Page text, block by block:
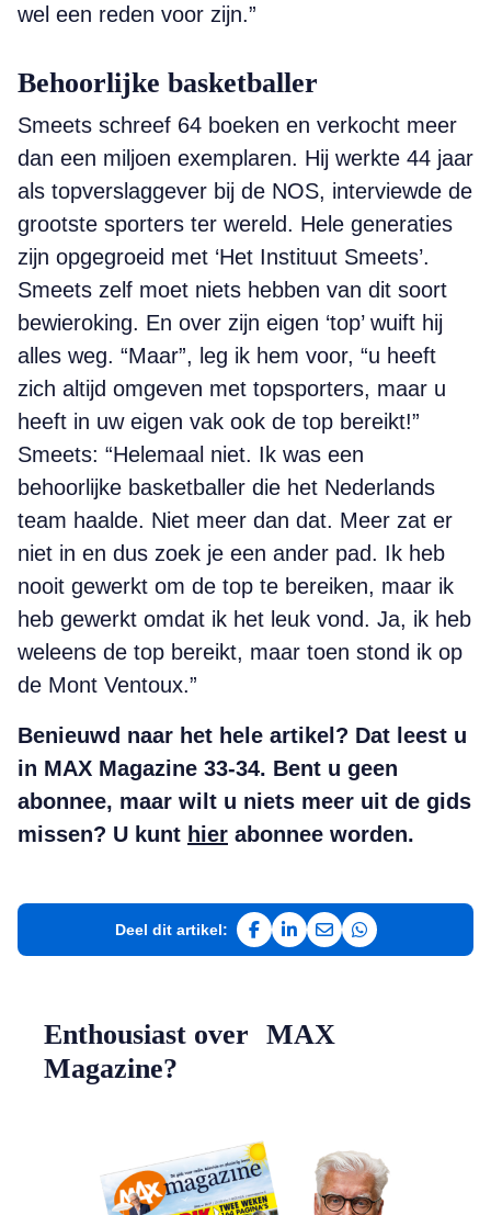
wel een reden voor zijn.”
Behoorlijke basketballer
Smeets schreef 64 boeken en verkocht meer
dan een miljoen exemplaren. Hij werkte 44 jaar
als topverslaggever bij de NOS, interviewde de
grootste sporters ter wereld. Hele generaties
zijn opgegroeid met ‘Het Instituut Smeets’.
Smeets zelf moet niets hebben van dit soort
bewieroking. En over zijn eigen ‘top’ wuift hij
alles weg. “Maar”, leg ik hem voor, “u heeft
zich altijd omgeven met topsporters, maar u
heeft in uw eigen vak ook de top bereikt!”
Smeets: “Helemaal niet. Ik was een
behoorlijke basketballer die het Nederlands
team haalde. Niet meer dan dat. Meer zat er
niet in en dus zoek je een ander pad. Ik heb
nooit gewerkt om de top te bereiken, maar ik
heb gewerkt omdat ik het leuk vond. Ja, ik heb
weleens de top bereikt, maar toen stond ik op
de Mont Ventoux.”
Benieuwd naar het hele artikel? Dat leest u
in MAX Magazine 33-34. Bent u geen
abonnee, maar wilt u niets meer uit de gids
missen? U kunt hier abonnee worden.
Deel dit artikel:
Deel op Facebook
Deel op LinkedIn
Deel via e-mail
Deel via
Enthousiast over MAX
Magazine?